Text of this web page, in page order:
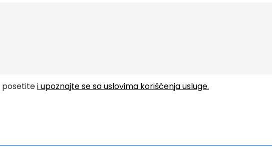
posetitei upoznajte se sa uslovima korišćenja usluge.